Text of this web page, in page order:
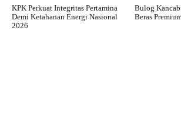
KPK Perkuat Integritas Pertamina
Demi Ketahanan Energi Nasional
2026
Bulog
Beras